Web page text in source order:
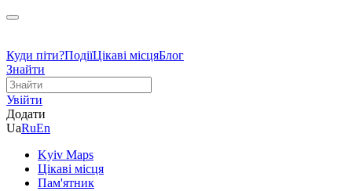
Куди піти?ПодіїЦікаві місцяБлог
Знайти
Увійти
Додати
UaRuEn
Kyiv Maps
Цікаві місця
Пам'ятник